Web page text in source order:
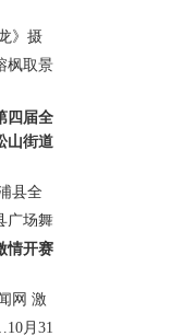
· 2020-
》摄
枫取景
· 2020-
四届全
山街道
县全
广场舞
热开
代表
献上
情开赛
网 激
月31